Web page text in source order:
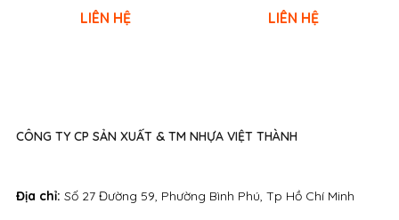
LIÊN HỆ LIÊN HỆ
Địa chỉ: Số 27 Đường 59, Phường Bình Phú, Tp Hồ Chí Minh
CÔNG TY CP SẢN XUẤT & TM NHỰA VIỆT THÀNH